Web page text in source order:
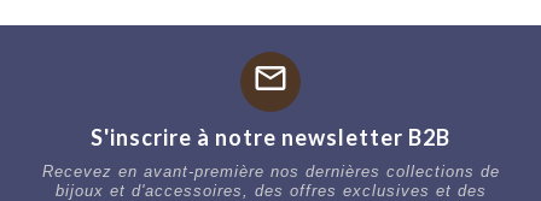
mail
S'inscrire à notre newsletter B2B
Recevez en avant-première nos dernières collections de
bijoux et d'accessoires, des offres exclusives et des